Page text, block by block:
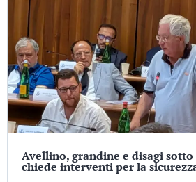
Avellino, grandine e disagi
chiede interventi per la